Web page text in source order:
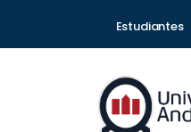
Estudiantes